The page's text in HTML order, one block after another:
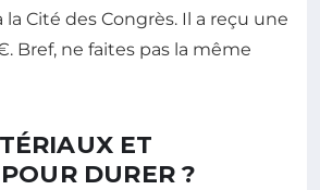
la Cité des Congrès. Il a reçu une
Bref, ne faites pas la même
ET
DURER ?